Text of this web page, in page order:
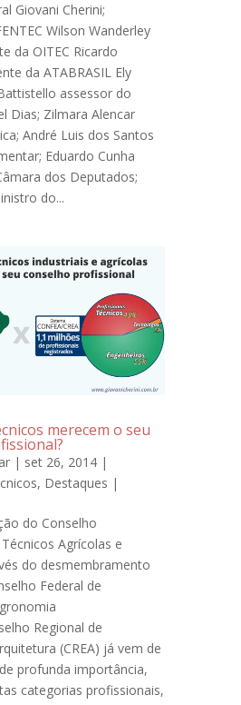
Giovani Cherini;
Wilson Wanderley
da OITEC Ricardo
da ATABRASIL Ely
assessor do
Dias; Zilmara Alencar
André Luis dos Santos
Eduardo Cunha
dos Deputados;
do...
merecem o seu
| set 26, 2014 |
, Destaques |
do Conselho
Agrícolas e
do desmembramento
Federal de
Regional de
(CREA) já vem de
profunda importância,
categorias profissionais,